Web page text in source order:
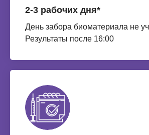
2-3 рабочих дня*
День забора биоматериала не
Результаты после 16:00